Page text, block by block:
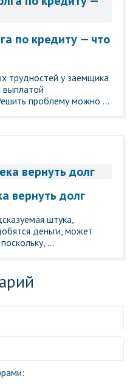
по кредиту — что
трудностей у заемщика
выплатой
проблему можно ...
вернуть долг
штука,
деньги, может
...